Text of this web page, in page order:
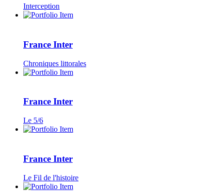
Interception
France Inter
Chroniques littorales
France Inter
Le 5/6
France Inter
Le Fil de l'histoire